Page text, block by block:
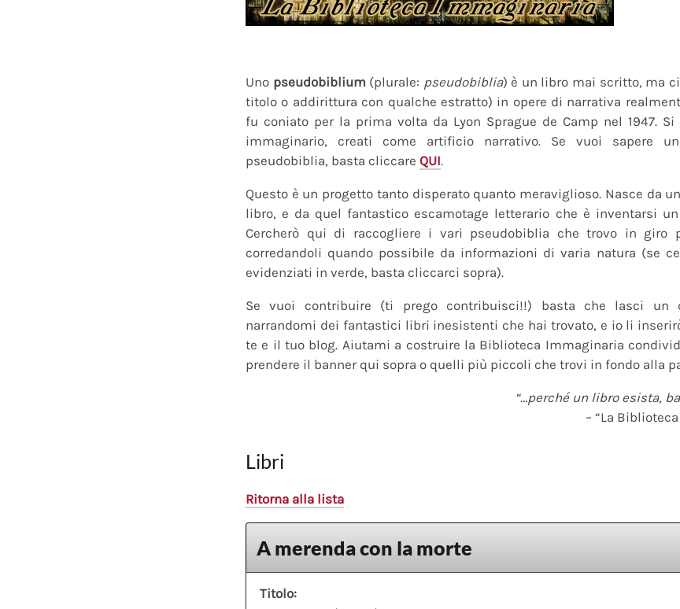
Uno pseudobiblium(plurale: pseudobiblia) è un libro mai scritto, ma
titolo o addirittura con qualche estratto) in opere di narrativa
fu coniato per la prima volta da Lyon Sprague de Camp nel 1947.
immaginario, creati come artificio narrativo. Se vuoi sapere
pseudobiblia, basta cliccare QUI.
Questo è un progetto tanto disperato quanto meraviglioso. Nasce da
libro, e da quel fantastico escamotage letterario che è inventarsi
Cercherò qui di raccogliere i vari pseudobiblia che trovo in giro
corredandoli quando possibile da informazioni di varia natura (se
evidenziati in verde, basta cliccarci sopra).
Se vuoi contribuire (ti prego contribuisci!!) basta che lasci un
narrandomi dei fantastici libri inesistenti che hai trovato, e io li
te e il tuo blog. Aiutami a costruire la Biblioteca Immaginaria
prendere il banner qui sopra o quelli più piccoli che trovi in fondo alla
“…perché un libro esista,
– “La
Libri
Ritorna alla lista
A merenda con la morte
Titolo: